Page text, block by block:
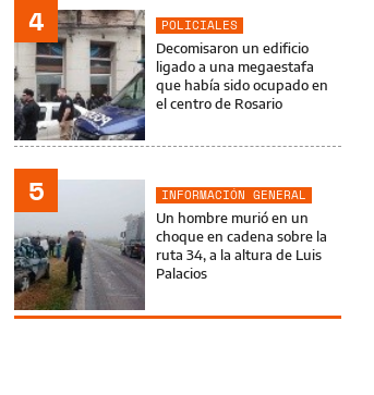
4
POLICIALES
Decomisaron un edificio
ligado a una megaestafa
que había sido ocupado en
el centro de Rosario
5
INFORMACIÓN GENERAL
Un hombre murió en un
choque en cadena sobre la
ruta 34, a la altura de Luis
Palacios